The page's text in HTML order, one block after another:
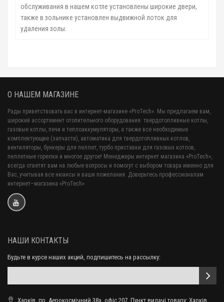
обслуживания в нашем котле установлены широкие двери,
также в зольнике установлен выдвижной лоток для
удаления золы.
О НАШЕМ МАГАЗИНЕ
Рады приветствовать вас в интернет-магазине «ProTech». Мы предлагаем вам,
широкий ассортимент отопительного оборудования: твердотопливные котлы,
газовые котлы, печи и теплоаккумуляторы, а также все необходимые
комплектующие (запчасти), автоматика для твердотопливных котлов,
вентиляторы, бункеры для пеллет, турбо приставки для газовых котлов,
пеллетные горелки и многое другое! Менеджеры интернет магазина «ProTech»,
всегда ответят вам на любые вопросы и помогут с выбором товара именно для
Вас, учитывая все нюансы и ваши пожелания. Доверьтесь профессионалам
интернет–магазина «ProTech»
НАШИ КОНТАКТЫ
Будьте в курсе наших акций, подпишитесь на рассылку:
Харків, пр. Аерокосмічний 38а, офіс 207. Пункт видачі товару: Харків,